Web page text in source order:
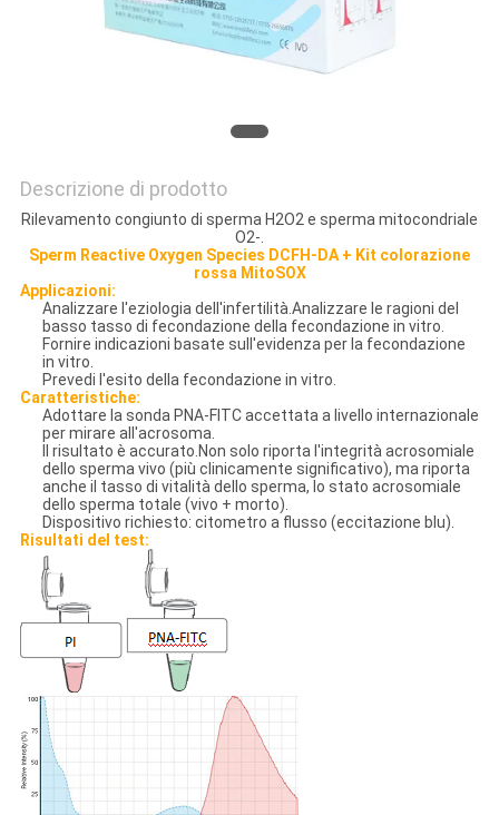
Descrizione di prodotto
Rilevamento congiunto di sperma H2O2 e sperma mitocondriale
O2-.
Sperm Reactive Oxygen Species DCFH-DA + Kit colorazione
rossa MitoSOX
Applicazioni:
Analizzare l'eziologia dell'infertilità.Analizzare le ragioni del
basso tasso di fecondazione della fecondazione in vitro.
Fornire indicazioni basate sull'evidenza per la fecondazione
in vitro.
Prevedi l'esito della fecondazione in vitro.
Caratteristiche:
Adottare la sonda PNA-FITC accettata a livello internazionale
per mirare all'acrosoma.
Il risultato è accurato.Non solo riporta l'integrità acrosomiale
dello sperma vivo (più clinicamente significativo), ma riporta
anche il tasso di vitalità dello sperma, lo stato acrosomiale
dello sperma totale (vivo + morto).
Dispositivo richiesto: citometro a flusso (eccitazione blu).
Risultati del test: